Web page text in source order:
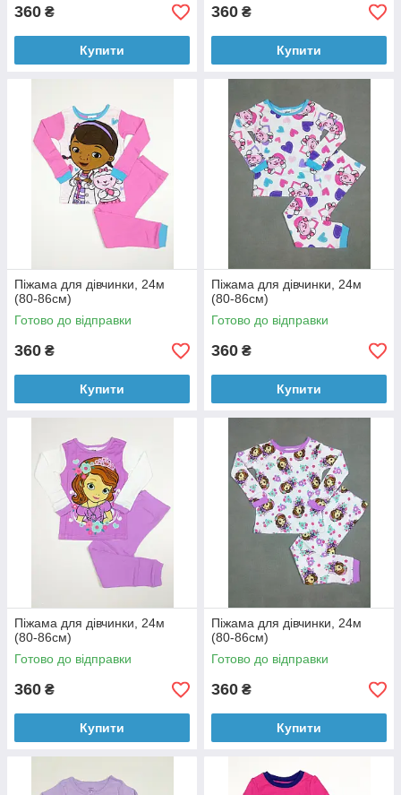
360 ₴
Купити
360 ₴
Купити
Піжама для дівчинки, 24м
(80-86см)
Готово до відправки
360 ₴
Купити
Піжама для дівчинки, 24м
(80-86см)
Готово до відправки
360 ₴
Купити
Піжама для дівчинки, 24м
(80-86см)
Готово до відправки
360 ₴
Купити
Піжама для дівчинки, 24м
(80-86см)
Готово до відправки
360 ₴
Купити